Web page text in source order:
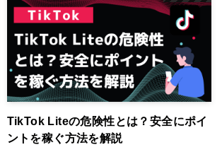
TikTok Liteの危険性とは？安全にポイ
ントを稼ぐ方法を解説